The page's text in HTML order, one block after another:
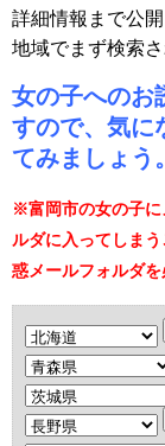
詳細情報まで公
地域でまず検索さ
女の子へのお
すので、気に
てみましょう。
※富岡市の女の子に
ルダに入ってしま
惑メールフォルダを